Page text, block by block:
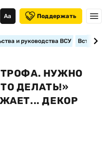
Аа Поддержать
и руководства ВСУ
НУЖНО
ДЕЛАТЬ!»
ДЕКОР